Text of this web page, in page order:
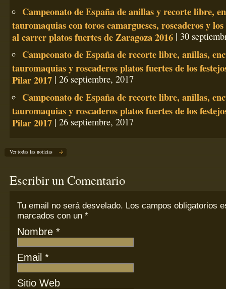
Campeonato de España de anillas y recorte libre,
tauromaquias con toros camargueses, roscaderos y los
al carrer platos fuertes de Zaragoza 2016| 30
Campeonato de España de recorte libre, anillas,
tauromaquias y roscaderos platos fuertes de los
Pilar 2017| 26 septiembre, 2017
Campeonato de España de recorte libre, anillas,
tauromaquias y roscaderos platos fuertes de los
Pilar 2017| 26 septiembre, 2017
Ver todas las noticias
Escribir un Comentario
Tu email noserá desvelado. Los campos obligatorios
marcados con un *
Nombre *
Email *
Sitio Web